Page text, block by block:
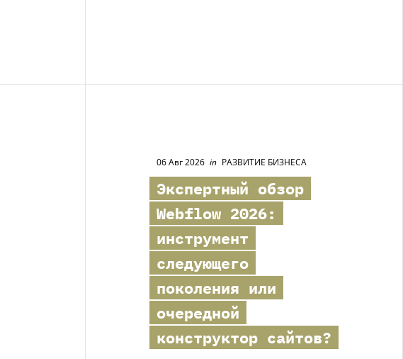
06 Авг 2026 in РАЗВИТИЕ БИЗНЕСА
Экспертный обзор
Webflow 2026:
инструмент
следующего
поколения или
очередной
конструктор сайтов?